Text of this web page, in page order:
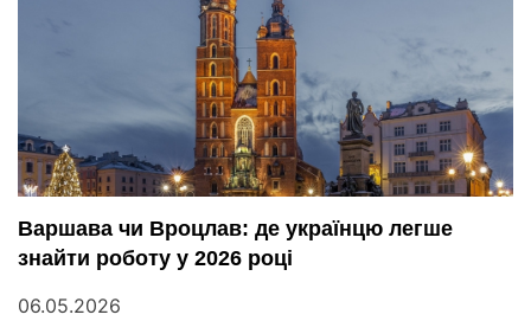
Варшава чи Вроцлав: де українцю легше
знайти роботу у 2026 році
06.05.2026